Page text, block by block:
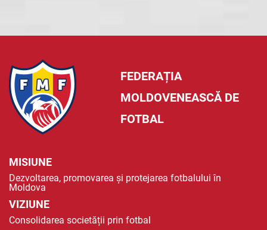
FEDERAȚIA
MOLDOVENEASCĂ DE
FOTBAL
MISIUNE
Dezvoltarea, promovarea și protejarea fotbalului în
Moldova
VIZIUNE
Consolidarea societății prin fotbal